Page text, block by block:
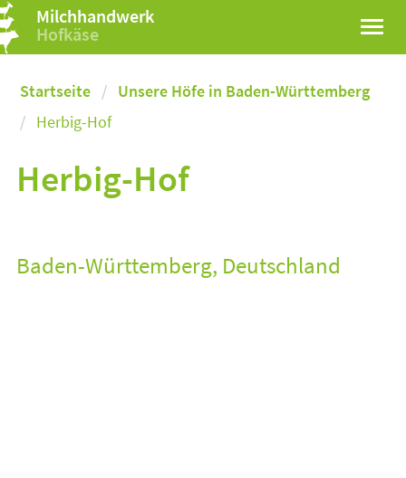
Milchhandwerk
Hofkäse
Startseite
Unsere Höfe in Baden-Württemberg
Herbig-Hof
Herbig-Hof
Baden-Württemberg, Deutschland